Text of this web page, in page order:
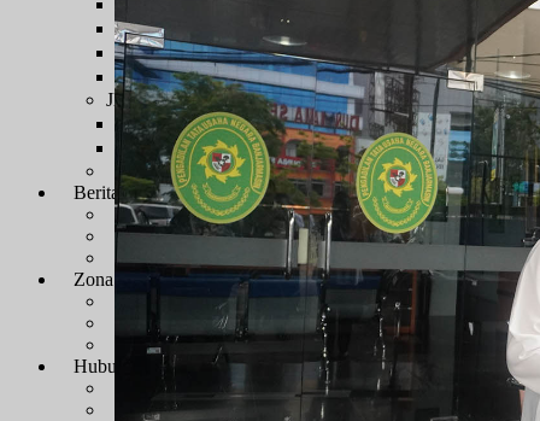
Sengketa Informasi
Sengketa PTbPuKu
Sengketa Proses Pemilu
JDIH
JDIH Mahkamah Agung
JDIH PTUN Banjarmasin
e-Court
Berita
Artikel & Galeri
Berita Terkini & Pengumuman
Keikutsertaan Bimtek dan Diklat
Zona Integritas Menuju WBK-WBBM
SK Pembangunan Zona Integritas
Dokumen Pembangunan Zona Integritas
Kegiatan Pembangunan Zona Integritas
Hubungi Kami
Kontak & Alamat
Alamat Kantor
Dewan Redaksi